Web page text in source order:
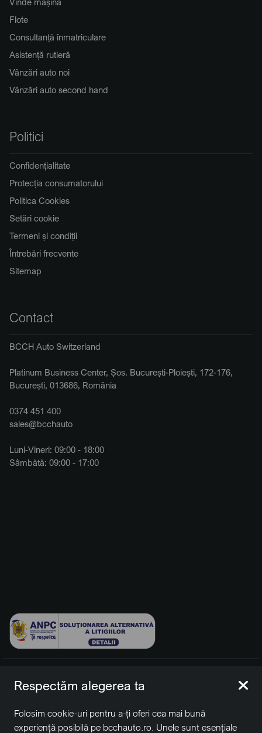
Flote
Consultanță înmatriculare
Asistență rutieră
Vânzări auto noi
Vânzări auto second hand
Politici
Confidențialitate
Protecția consumatorului
Politica Cookies
Setări cookie
Termeni și condiții
Întrebări frecvente
Sitemap
Contact
BCCH Auto Switzerland
Platinum Business Center, Șos. București-Ploiești, 172-176,
București, 013686, România
0374 451 400
sales@bcchauto
Luni-Vineri: 09:00 - 18:00
Sâmbătă: 09:00 - 17:00
rezervate.
BCCH Auto Switzerland este o marcă a societății
BCCH
Respectăm alegerea ta
Folosim cookie-uri pentru a-ți oferi cea mai bună
experiență posibilă pe bcchauto.ro. Unele sunt esențiale